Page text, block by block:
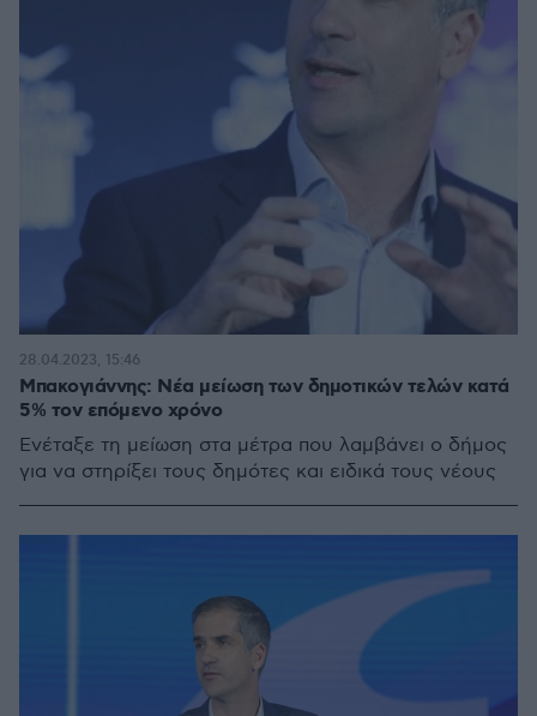
Μπακογιάννης: Νέα μείωση των δημοτικών τελών κατά
5% τον επόμενο χρόνο
Ενέταξε τη μείωση στα μέτρα που λαμβάνει ο δήμος
για να στηρίξει τους δημότες και ειδικά τους νέους
28.04.2023, 15:46